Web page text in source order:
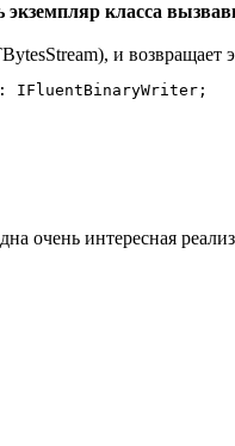
класса
и возвращает
IFluentBinaryWriter;
очень интересная